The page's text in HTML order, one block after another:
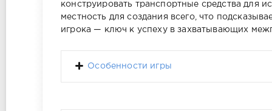
конструировать транспортные средства для
местность для создания всего, что
игрока — ключ к успеху в захватывающих
Особенности игры